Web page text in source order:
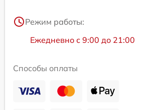
Режим работы:
Ежедневно с 9:00 до 21:00
Способы оплаты